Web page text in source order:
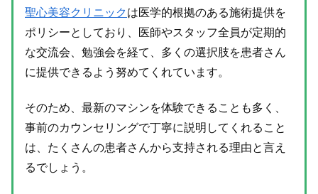
聖心美容クリニックは医学的根拠のある施術提供を
ポリシーとしており、医師やスタッフ全員が定期的
な交流会、勉強会を経て、多くの選択肢を患者さん
に提供できるよう努めてくれています。
そのため、最新のマシンを体験できることも多く、
事前のカウンセリングで丁寧に説明してくれること
は、たくさんの患者さんから支持される理由と言え
るでしょう。